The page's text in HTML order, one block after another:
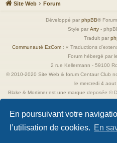
En poursuivant votre
l’utilisation de cookies. En
Site Web Forum
Développé par phpBB®
Style par Arty -
Traduit par
Communauté EzCom : « Traductions
Forum hébergé par
2 rue Kellermann - 59100
© 2010-2020 Site Web & forum Centaur Club
le mercredi 4
Blake & Mortimer est une marque deposée ©
Toutes les images incluses dans ces pages
ayant droits et/
Elles ne sont ici qu'à titre de référence ou